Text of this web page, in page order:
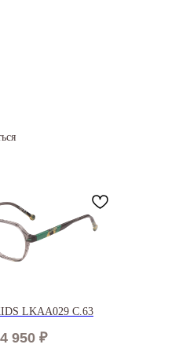
LKAA029 C.63
4 950 ₽